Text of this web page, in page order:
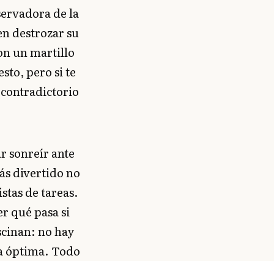
de la
destrozar su
un martillo
pero si te
contradictorio
sonreír ante
divertido no
de tareas.
qué pasa si
no hay
óptima. Todo